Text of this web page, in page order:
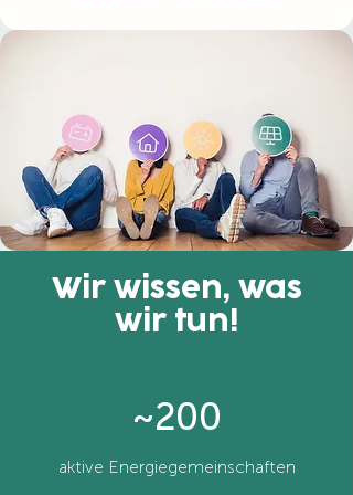
Wir wissen, was
wir tun!
~200
aktive Energiegemeinschaften